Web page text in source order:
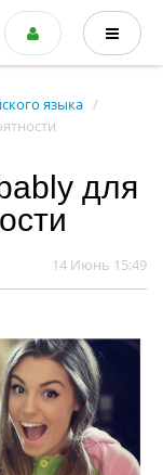
языка
для
14 Июнь 15:49